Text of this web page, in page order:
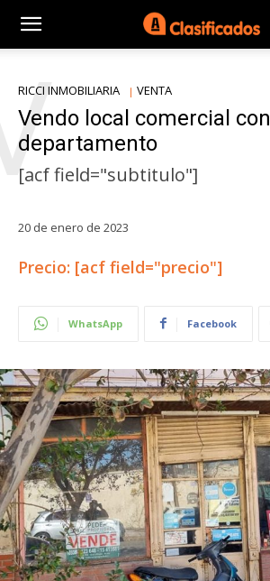
RICCI INMOBILIARIA VENTA
Vendo local comercial con
departamento
[acf field="subtitulo"]
20 de enero de 2023
Precio: [acf field="precio"]
WhatsApp Facebook